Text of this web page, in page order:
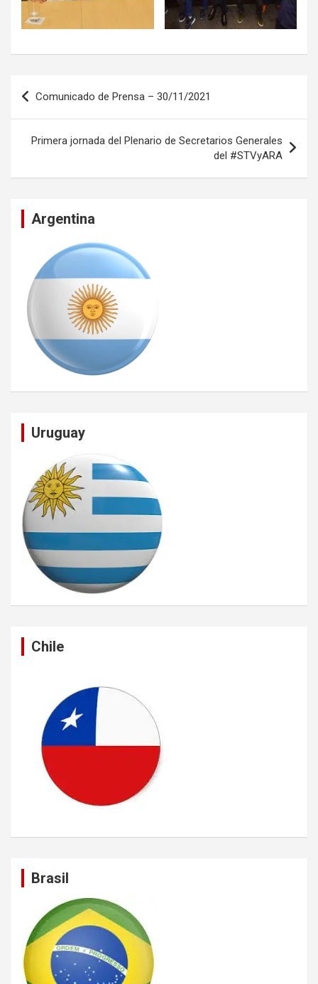
Navegación
de
entradas
Comunicado de Prensa – 30/11/2021
Primera jornada del Plenario de Secretarios Generales
del #STVyARA
Argentina
Uruguay
Chile
Brasil